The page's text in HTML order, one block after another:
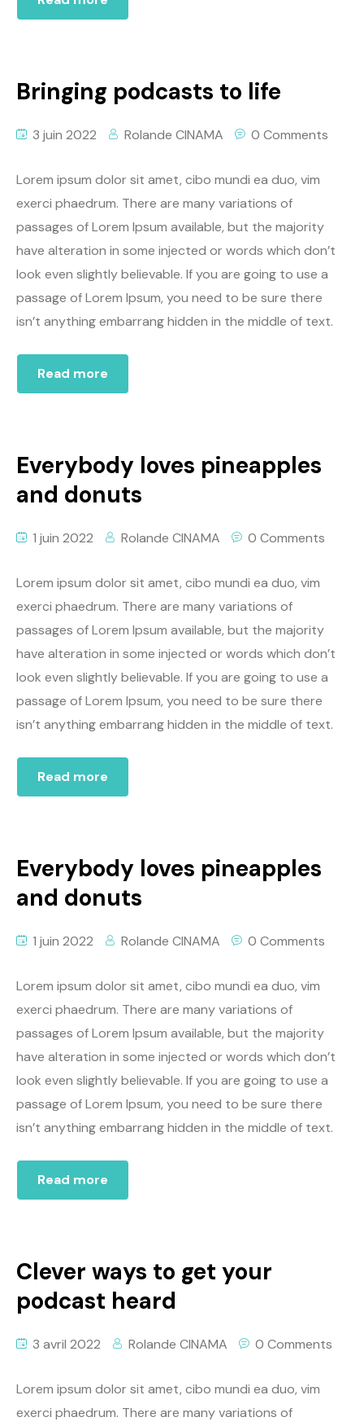
Bringing podcasts to life
3 juin 2022 Rolande CINAMA 0 Comments
Lorem ipsum dolor sit amet, cibo mundi ea duo, vim
exerci phaedrum. There are many variations of
passages of Lorem Ipsum available, but the majority
have alteration in some injected or words which don’t
look even slightly believable. If you are going to use a
passage of Lorem Ipsum, you need to be sure there
isn’t anything embarrang hidden in the middle of text.
Read more
Everybody loves pineapples
and donuts
1 juin 2022 Rolande CINAMA 0 Comments
Lorem ipsum dolor sit amet, cibo mundi ea duo, vim
exerci phaedrum. There are many variations of
passages of Lorem Ipsum available, but the majority
have alteration in some injected or words which don’t
look even slightly believable. If you are going to use a
passage of Lorem Ipsum, you need to be sure there
isn’t anything embarrang hidden in the middle of text.
Read more
Everybody loves pineapples
and donuts
1 juin 2022 Rolande CINAMA 0 Comments
Lorem ipsum dolor sit amet, cibo mundi ea duo, vim
exerci phaedrum. There are many variations of
passages of Lorem Ipsum available, but the majority
have alteration in some injected or words which don’t
look even slightly believable. If you are going to use a
passage of Lorem Ipsum, you need to be sure there
isn’t anything embarrang hidden in the middle of text.
Read more
Clever ways to get your
podcast heard
3 avril 2022 Rolande CINAMA 0 Comments
Lorem ipsum dolor sit amet, cibo mundi ea duo, vim
exerci phaedrum. There are many variations of